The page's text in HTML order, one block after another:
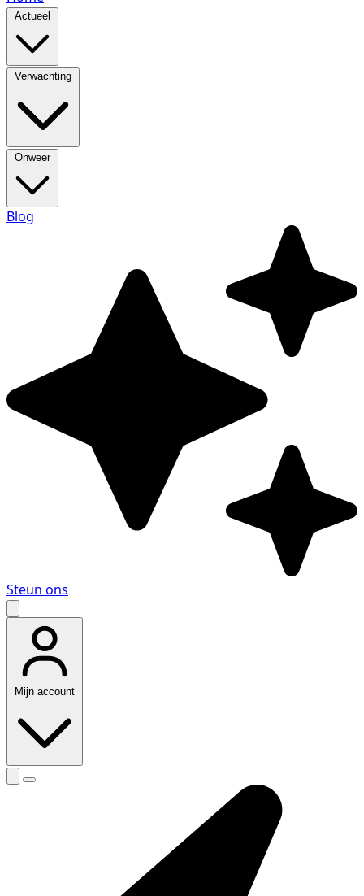
Actueel
Verwachting
Onweer
Blog
Steun ons
Mijn account